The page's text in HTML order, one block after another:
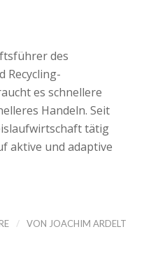
des
Recycling-
es schnellere
Handeln. Seit
tätig
aktive und adaptive
/ VON JOACHIM ARDELT